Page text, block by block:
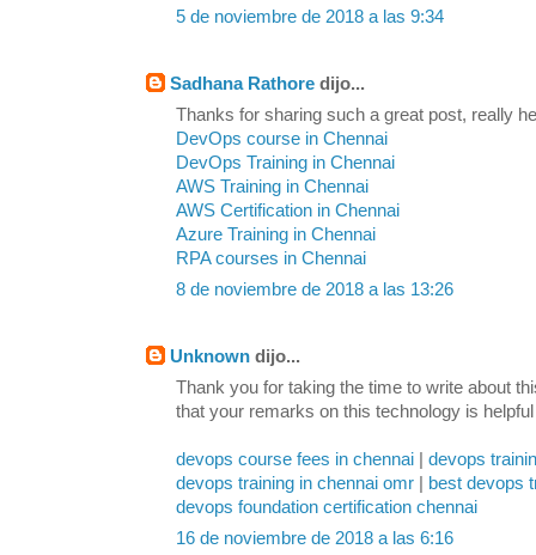
5 de noviembre de 2018 a las 9:34
Sadhana Rathore dijo...
Thanks for sharing such a great post, really
DevOps course in Chennai
DevOps Training in Chennai
AWS Training in Chennai
AWS Certification in Chennai
Azure Training in Chennai
RPA courses in Chennai
8 de noviembre de 2018 a las 13:26
Unknown dijo...
Thank you for taking the time to write about
that your remarks on this technology is
devops course fees in chennai
devops
devops training in chennai omr
best devops
devops foundation certification chennai
16 de noviembre de 2018 a las 6:16